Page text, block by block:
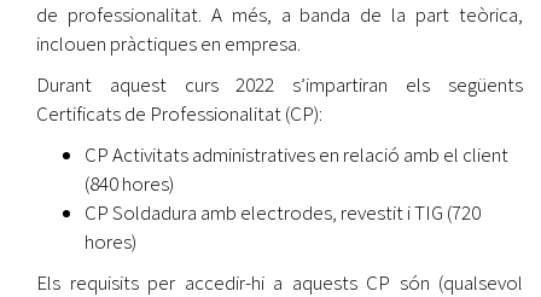
de professionalitat. A més, a banda de la part teòrica,
inclouen pràctiques en empresa.
Durant aquest curs 2022 s’impartiran els següents
Certificats de Professionalitat (CP):
CP Activitats administratives en relació amb el client
(840 hores)
CP Soldadura amb electrodes, revestit i TIG (720
hores)
Els requisits per accedir-hi a aquests CP són (qualsevol